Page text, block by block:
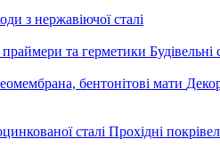
з нержавіючої сталі
та герметики Будівельні
бентонітові мати
сталі Прохідні